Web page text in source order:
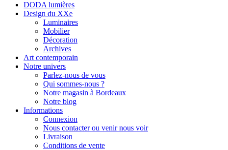
DODA lumières
Design du XXe
Luminaires
Mobilier
Décoration
Archives
Art contemporain
Notre univers
Parlez-nous de vous
Qui sommes-nous ?
Notre magasin à Bordeaux
Notre blog
Informations
Connexion
Nous contacter ou venir nous voir
Livraison
Conditions de vente